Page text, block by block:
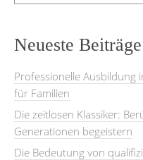
Neueste Beiträge
Professionelle
für Familien
Die zeitlosen Klassiker:
Generationen begeistern
Die Bedeutung von